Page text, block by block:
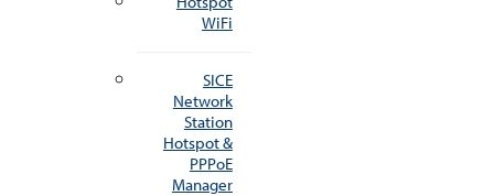
WiFi
SICE
Network
Station
Hotspot &
PPPoE
Manager